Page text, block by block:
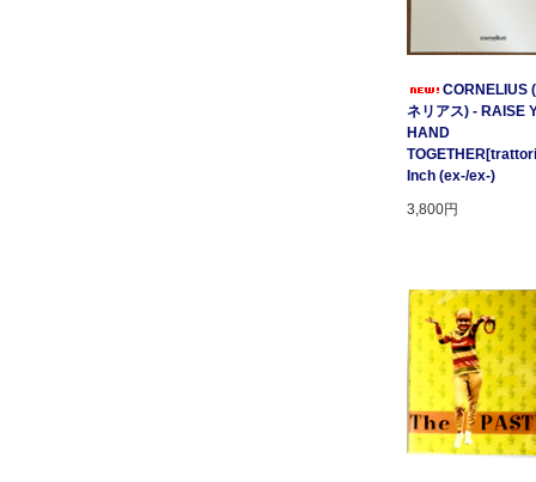
CORNELIUS
ネリアス) - RAISE
HAND
Inch (ex-/ex-)
3,800円